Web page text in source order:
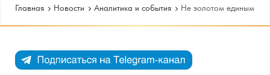
Каталог
Главная Новости Аналитика и события Не золотом единым